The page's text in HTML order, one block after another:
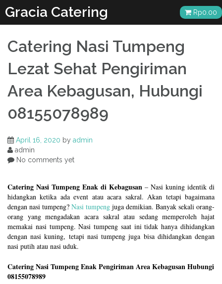
to
content
Gracia Catering Rp0.00
Catering Nasi Tumpeng
Lezat Sehat Pengiriman
Area Kebagusan, Hubungi
08155078989
April 16, 2020 by admin
admin
No comments yet
Catering Nasi Tumpeng Enak di Kebagusan – Nasi kuning identik di
hidangkan ketika ada event atau acara sakral. Akan tetapi bagaimana
dengan nasi tumpeng? Nasi tumpeng juga demikian. Banyak sekali orang-
orang yang mengadakan acara sakral atau sedang memperoleh hajat
memakai nasi tumpeng. Nasi tumpeng saat ini tidak hanya dihidangkan
dengan nasi kuning, tetapi nasi tumpeng juga bisa dihidangkan dengan
nasi putih atau nasi uduk.
Catering Nasi Tumpeng Enak Pengiriman Area Kebagusan Hubungi
08155078989